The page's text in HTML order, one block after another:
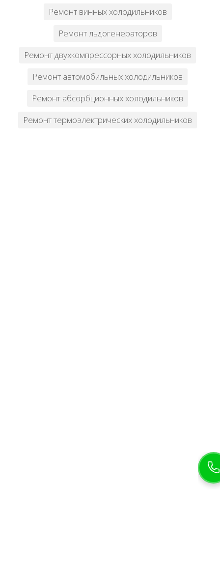
Ремонт винных холодильников
Ремонт льдогенераторов
Ремонт двухкомпрессорных холодильников
Ремонт автомобильных холодильников
Ремонт абсорбционных холодильников
Ремонт термоэлектрических холодильников